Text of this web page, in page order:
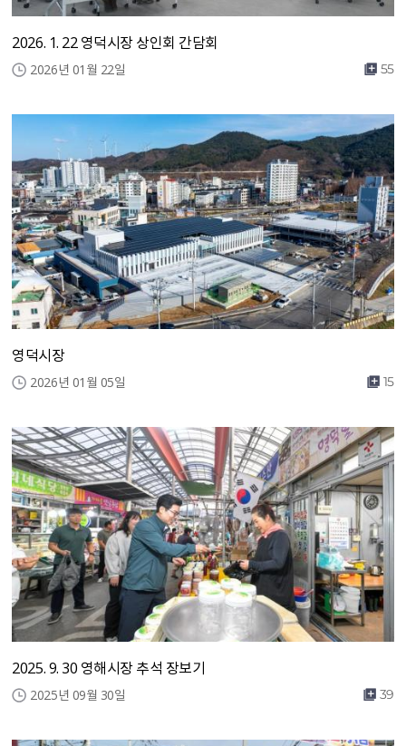
2026. 1. 22 영덕시장 상인회 간담회
2026년 01월 22일 55
영덕시장
2026년 01월 05일 15
2025. 9. 30 영해시장 추석 장보기
2025년 09월 30일 39